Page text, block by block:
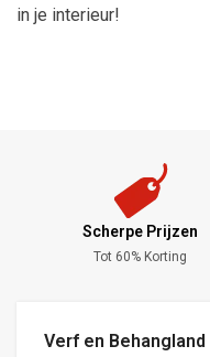
in je interieur!
Scherpe Prijzen
Tot 60% Korting
Verf en Behangland